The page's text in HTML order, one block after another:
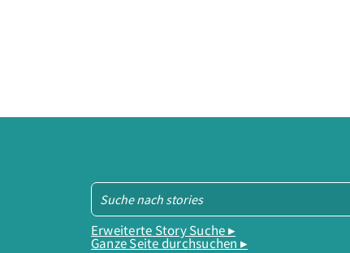
Erweiterte Story Suche ▸
Ganze Seite durchsuchen ▸